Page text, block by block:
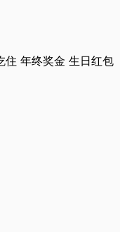
住 年终奖金 生日红包